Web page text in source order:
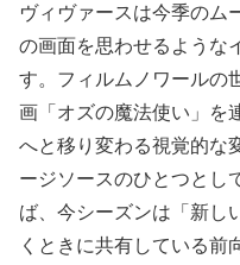
ヴィヴァースは今季のム
の画面を思わせるような
す。フィルムノワールの
画「オズの魔法使い」を
へと移り変わる視覚的な
ージソースのひとつとし
ば、今シーズンは「新し
くときに共有している前